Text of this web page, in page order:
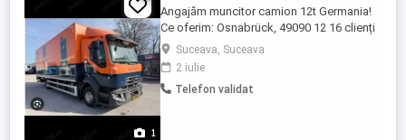
1
Angajăm muncitor camion 12t Germania!
Ce oferim: Osnabrück, 49090 12 16 clienți
zi transport direct cu camionul Cazare
gratuită Diurnă 24 zi | Salariu brut 2600
Firmă: Koch Internațional PLUS: 100 Bonus
lunar carburant Contact:
Suceava, Suceava
2 iulie
Telefon validat